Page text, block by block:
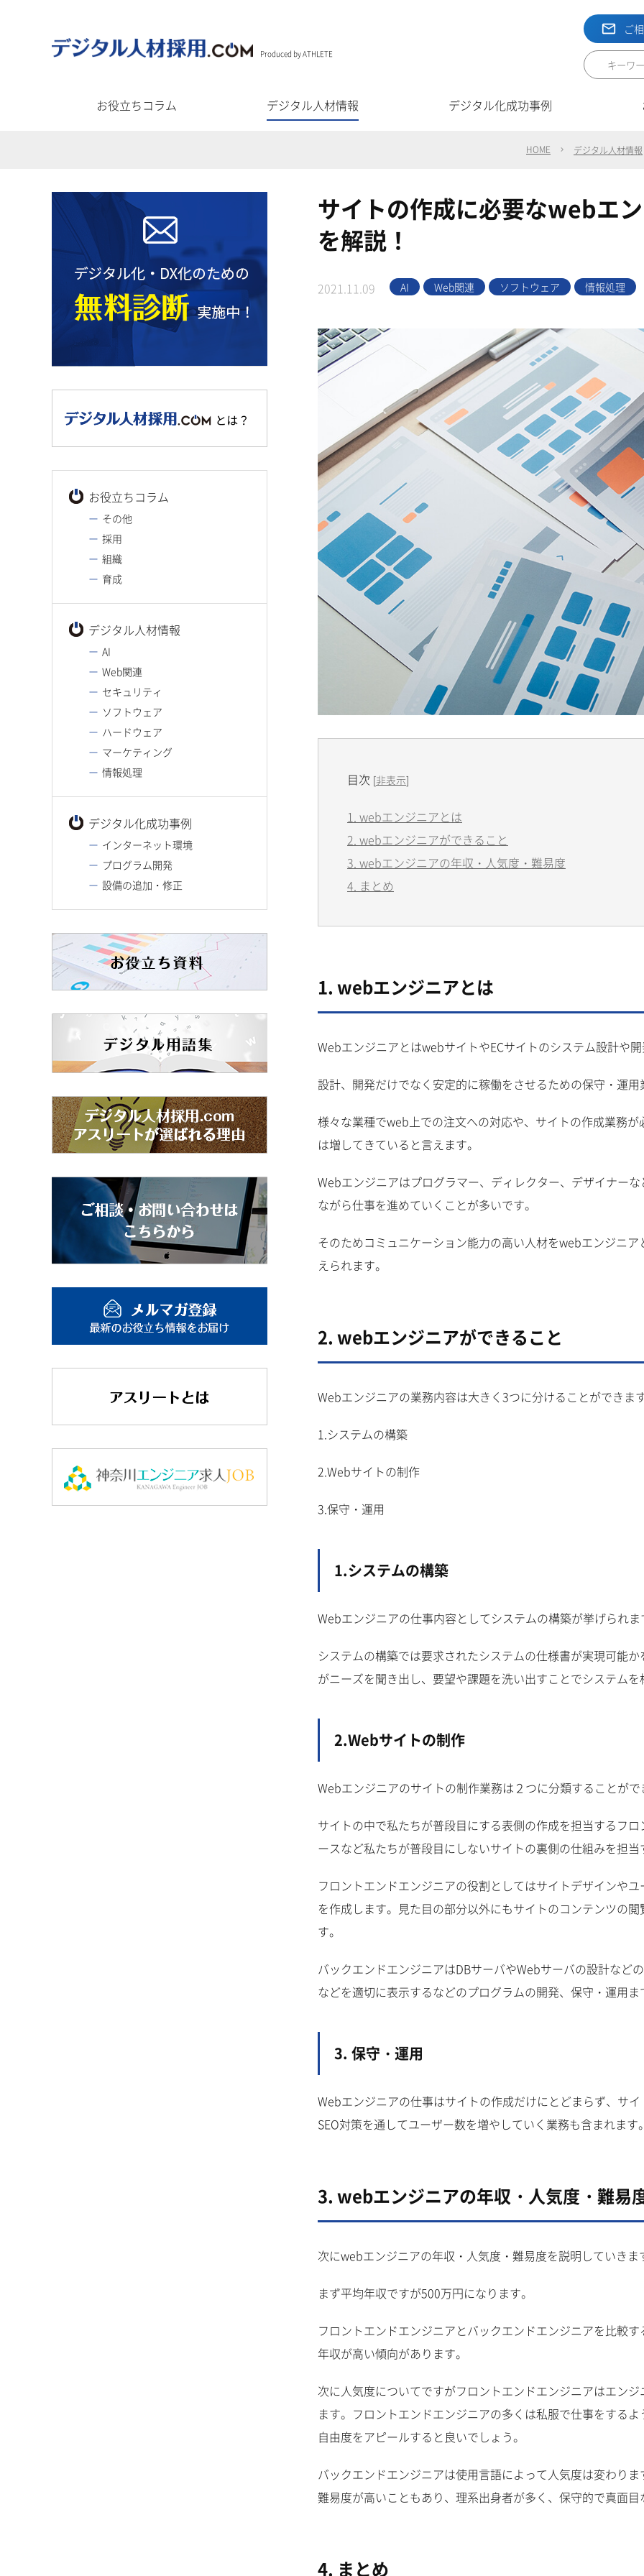
Produced by ATHLETE
ご
お役立ちコラム デジタル人材情報 デジタル化成功事例
HOME デジタル人材情報
お役立ちコラム
その他
採用
組織
育成
デジタル人材情報
AI
Web関連
セキュリティ
ソフトウェア
ハードウェア
マーケティング
情報処理
デジタル化成功事例
インターネット環境
プログラム開発
設備の追加・修正
サイトの作成に必要なwebエ
を解説！
2021.11.09 AI Web関連 ソフトウェア 情報処理
目次 [非表示]
1. webエンジニアとは
2. webエンジニアができること
3. webエンジニアの年収・人気度・難易度
4. まとめ
1. webエンジニアとは
WebエンジニアとはwebサイトやECサイトのシステム設計や
設計、開発だけでなく安定的に稼働をさせるための保守・運
様々な業種でweb上での注文への対応や、サイトの作成業務
は増してきていると言えます。
Webエンジニアはプログラマー、ディレクター、デザイナー
ながら仕事を進めていくことが多いです。
そのためコミュニケーション能力の高い人材をwebエンジニ
えられます。
2. webエンジニアができること
Webエンジニアの業務内容は大きく3つに分けることができま
1.システムの構築
2.Webサイトの制作
3.保守・運用
1.システムの構築
Webエンジニアの仕事内容としてシステムの構築が挙げられま
システムの構築では要求されたシステムの仕様書が実現可能
がニーズを聞き出し、要望や課題を洗い出すことでシステム
2.Webサイトの制作
Webエンジニアのサイトの制作業務は２つに分類することが
サイトの中で私たちが普段目にする表側の作成を担当するフ
ースなど私たちが普段目にしないサイトの裏側の仕組みを担
フロントエンドエンジニアの役割としてはサイトデザインや
を作成します。見た目の部分以外にもサイトのコンテンツの
す。
バックエンドエンジニアはDBサーバやWebサーバの設計など
などを適切に表示するなどのプログラムの開発、保守・運用
3. 保守・運用
Webエンジニアの仕事はサイトの作成だけにとどまらず、サ
SEO対策を通してユーザー数を増やしていく業務も含まれます
3. webエンジニアの年収・人気度・難易
次にwebエンジニアの年収・人気度・難易度を説明していきま
まず平均年収ですが500万円になります。
フロントエンドエンジニアとバックエンドエンジニアを比較
年収が高い傾向があります。
次に人気度についてですがフロントエンドエンジニアはエン
ます。フロントエンドエンジニアの多くは私服で仕事をする
自由度をアピールすると良いでしょう。
バックエンドエンジニアは使用言語によって人気度は変わり
難易度が高いこともあり、理系出身者が多く、保守的で真面
4. まとめ